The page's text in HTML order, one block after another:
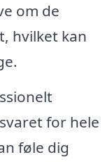
om de
hvilket kan
for hele
føle dig